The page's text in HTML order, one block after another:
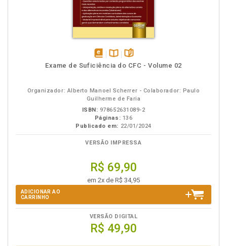
disponívelDisponível
páginas
Exame de Suficiência do CFC - Volume 02
Organizador: Alberto Manoel Scherrer - Colaborador: Paulo
Guilherme de Faria
ISBN: 978652631089-2
Páginas: 136
Publicado em: 22/01/2024
VERSÃO IMPRESSA
R$ 69,90
em 2x de R$ 34,95
ADICIONAR AO
CARRINHO
VERSÃO DIGITAL
R$ 49,90